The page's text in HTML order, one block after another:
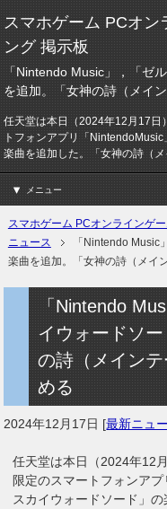
スマホゲーム PCオン
ング 掲示板
「Nintendo Music」，「ゼ
を追加。「女神の詩（メイ
任天堂は本日（2024年12月17
トフォンアプリ「
楽曲を追加した。「女神の詩（メ
メニュー
スマホゲーム PCオンラインゲ
ニュース
「Nintendo Music
楽曲を追加。「女神の詩（メイ
「Nintendo
イウォードソ
の詩（メイン
める
2024年12月17日 [最新ニュ
任天堂は本日（2024年12
限定のスマートフォンア
スカイウォードソード」